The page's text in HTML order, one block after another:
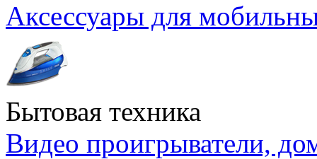
Аксессуары для
Бытовая техника
Видео проигрыватели,